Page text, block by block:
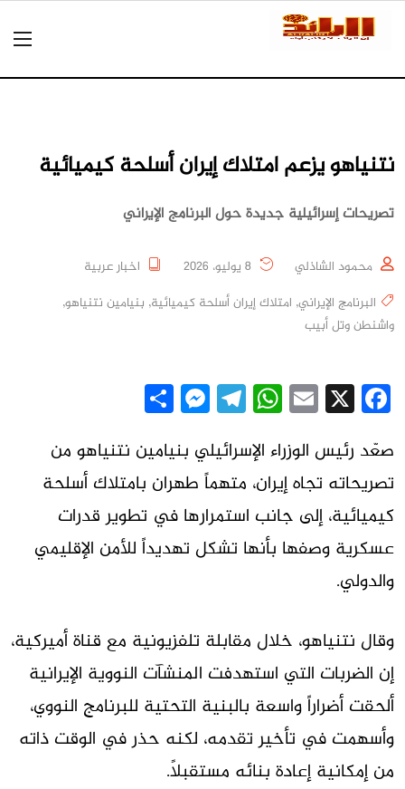
نتنياهو يزعم امتلاك إيران أسلحة كيميائية
تصريحات إسرائيلية جديدة حول البرنامج الإيراني
محمود الشاذلي
اخبار عربية
البرنامج الإيراني, امتلاك إيران أسلحة كيميائية, بنيامين نتنياهو,
واشنطن وتل أبيب
Facebook
X
Email
WhatsApp
Telegram
Messenger
صعّد رئيس الوزراء الإسرائيلي بنيامين نتنياهو من
تصريحاته تجاه إيران، متهماً طهران بامتلاك أسلحة
كيميائية، إلى جانب استمرارها في تطوير قدرات
عسكرية وصفها بأنها تشكل تهديداً للأمن الإقليمي
والدولي.
وقال نتنياهو، خلال مقابلة تلفزيونية مع قناة أميركية،
إن الضربات التي استهدفت المنشآت النووية الإيرانية
ألحقت أضراراً واسعة بالبنية التحتية للبرنامج النووي،
وأسهمت في تأخير تقدمه، لكنه حذر في الوقت ذاته
من إمكانية إعادة بنائه مستقبلاً.